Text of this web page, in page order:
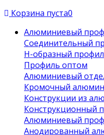
Корзина пуста0
Алюминиевый
Соединительный
Н-образный
Профиль оптом
Алюминиевый
Кромочный
Конструкции из
Конструкционный
Алюминиевый
Анодированный